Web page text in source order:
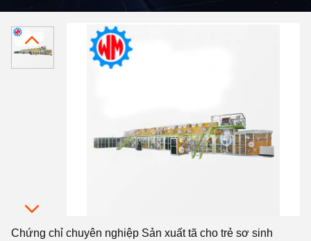
Chứng chỉ chuyên nghiệp Sản xuất tã cho trẻ sơ sinh